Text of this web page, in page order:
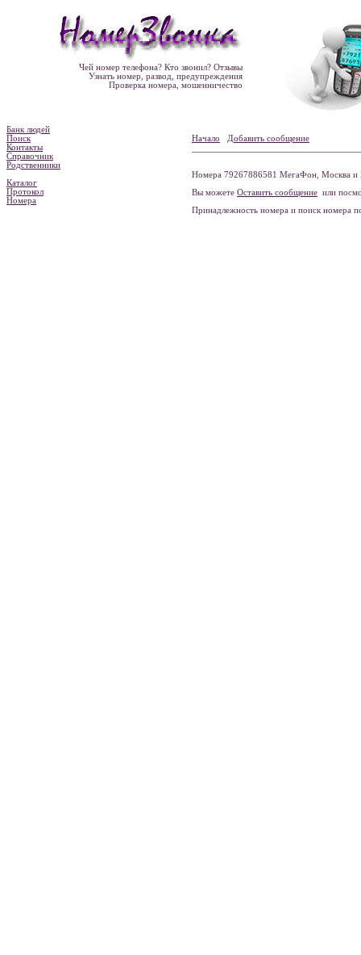
Чей номер телефона? Кто звонил? Отзывы
Узнать номер, развод, предупреждения
Проверка номера, мошенничество
Банк людей
Поиск
Контакты
Справочник
Родственники
Каталог
Протокол
Номера
Начало Добавить сообщение
Номера 79267886581 МегаФон, Москва и
Вы можете Оставить сообщение или
Принадлежность номера и поиск номера